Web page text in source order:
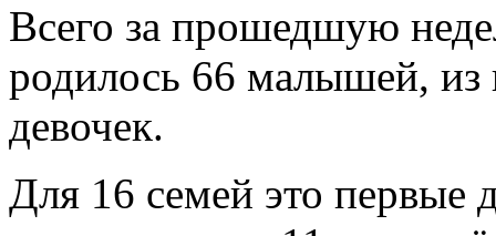
Всего за прошедшую
родилось 66 малышей, из
девочек.
Для 16 семей это первые